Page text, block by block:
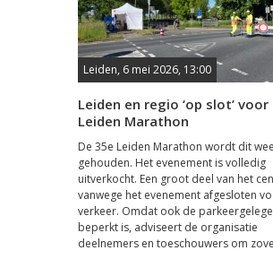
Leiden, 6 mei 2026, 13:00
Leiden en regio ‘op slot’ voor
Leiden Marathon
De 35e Leiden Marathon wordt dit
gehouden. Het evenement is volledig
uitverkocht. Een groot deel van het
vanwege het evenement afgesloten
verkeer. Omdat ook de
beperkt is, adviseert de organisatie
deelnemers en toeschouwers om